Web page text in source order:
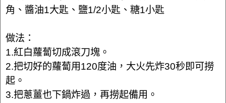
角、醬油1大匙、鹽1/2小匙、糖1小匙
做法：
1.紅白蘿蔔切成滾刀塊。
2.把切好的蘿蔔用120度油，大火先炸30秒即可撈
起。
3.把蔥薑也下鍋炸過，再撈起備用。